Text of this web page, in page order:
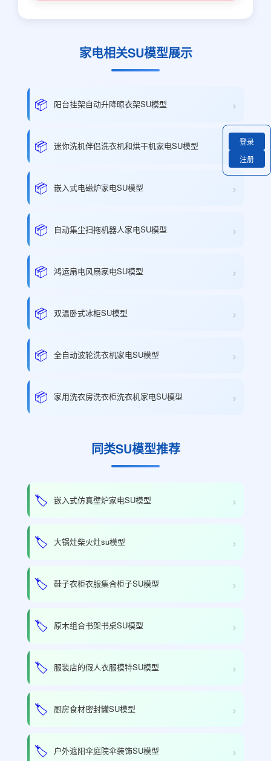
家电相关SU模型展示
📦 阳台挂架自动升降晾衣架SU模型 ›
📦 迷你洗机伴侣洗衣机和烘干机家电SU模型
📦 嵌入式电磁炉家电SU模型 ›
📦 自动集尘扫拖机器人家电SU模型 ›
📦 鸿运扇电风扇家电SU模型 ›
📦 双温卧式冰柜SU模型 ›
📦 全自动波轮洗衣机家电SU模型 ›
📦 家用洗衣房洗衣柜洗衣机家电SU模型 ›
同类SU模型推荐
🏷️ 嵌入式仿真壁炉家电SU模型 ›
🏷️ 大锅灶柴火灶su模型 ›
🏷️ 鞋子衣柜衣服集合柜子SU模型 ›
🏷️ 原木组合书架书桌SU模型 ›
🏷️ 服装店的假人衣服模特SU模型 ›
🏷️ 厨房食材密封罐SU模型 ›
🏷️ 户外遮阳伞庭院伞装饰SU模型 ›
登录
注册